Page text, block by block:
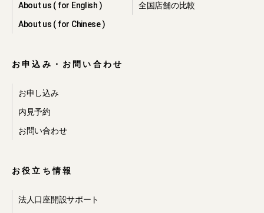
About us ( for English )
About us ( for Chinese )
全国店舗の比較
お申込み・お問い合わせ
お申し込み
内見予約
お問い合わせ
お役立ち情報
法人口座開設サポート